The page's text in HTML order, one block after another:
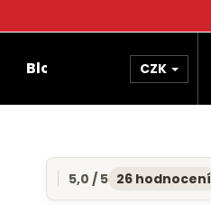
Blog CZK
Průměrné
5,0 / 5 26 hodnocení